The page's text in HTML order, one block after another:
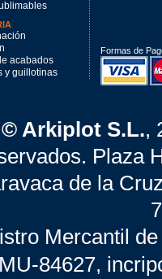
acabados
y guillotinas
Formas de
© Arkiplot S.L.,
Plaza
de la
Mercantil
84627,